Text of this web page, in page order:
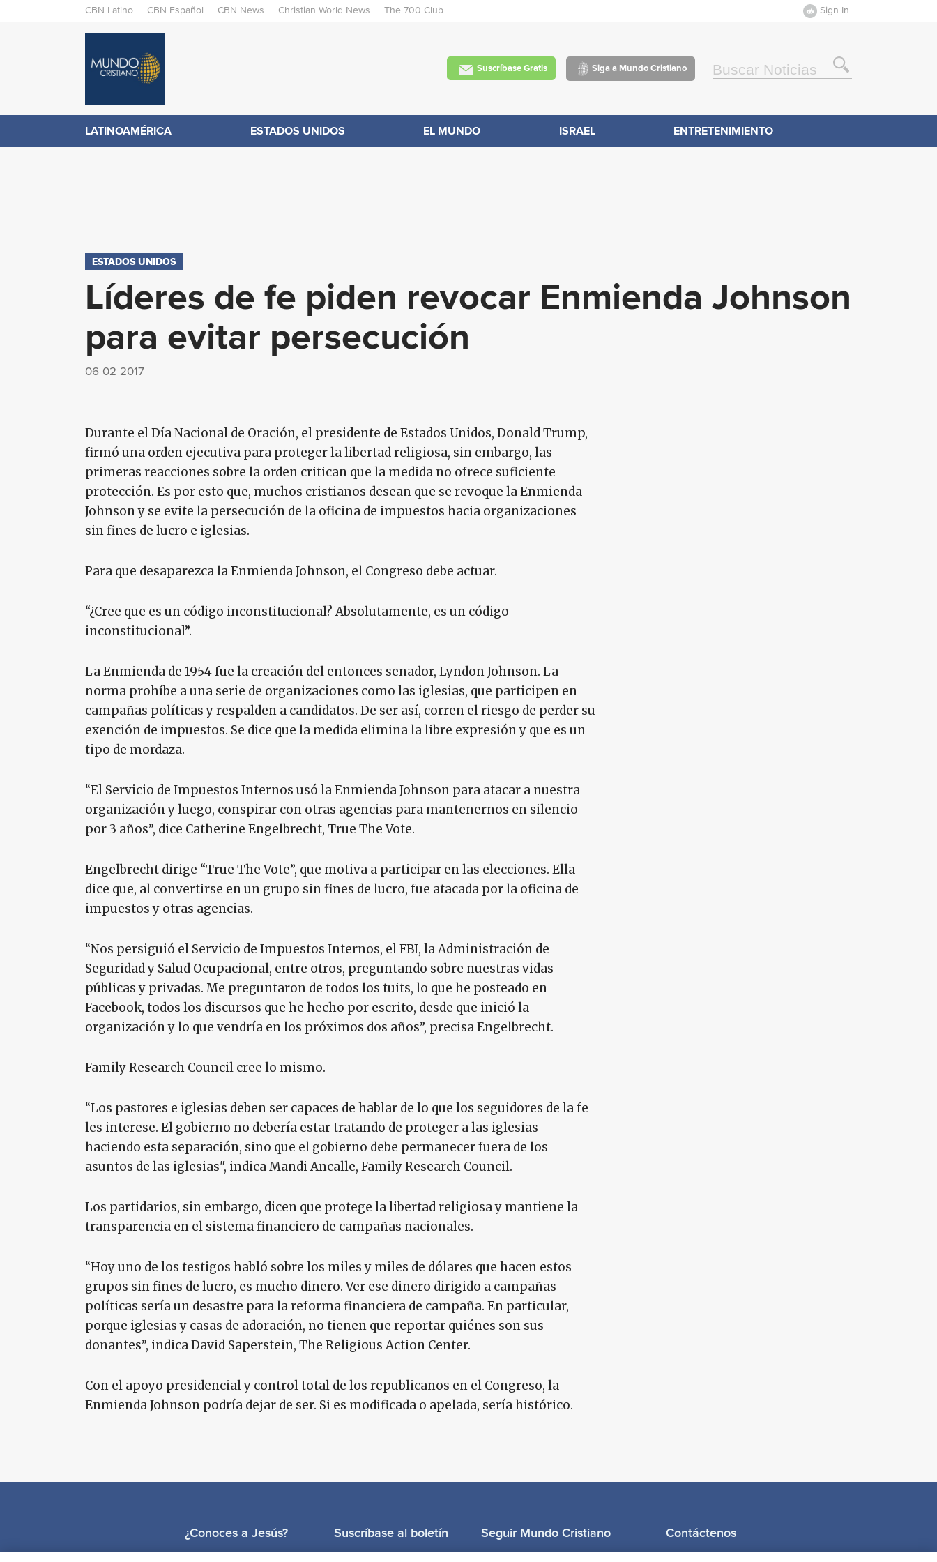
Skip
M
N
E
CBN Latino CBN Español CBN News Christian World News The 700 Club
C
B
N
.
m
Sign In
Suscríbase Gratis Siga a Mundo Cristiano
LATINOAMÉRICA ESTADOS UNIDOS EL MUNDO ISRAEL ENTRETENIMIENTO
ESTADOS UNIDOS
Líderes de fe piden revocar Enmienda Johnson
para evitar persecución
06-02-2017
Durante el Día Nacional de Oración, el presidente de Estados Unidos, Donald Trump,
firmó una orden ejecutiva para proteger la libertad religiosa, sin embargo, las
primeras reacciones sobre la orden critican que la medida no ofrece suficiente
protección. Es por esto que, muchos cristianos desean que se revoque la Enmienda
Johnson y se evite la persecución de la oficina de impuestos hacia organizaciones
sin fines de lucro e iglesias.
Para que desaparezca la Enmienda Johnson, el Congreso debe actuar.
“¿Cree que es un código inconstitucional? Absolutamente, es un código
inconstitucional”.
La Enmienda de 1954 fue la creación del entonces senador, Lyndon Johnson. La
norma prohíbe a una serie de organizaciones como las iglesias, que participen en
campañas políticas y respalden a candidatos. De ser así, corren el riesgo de perder su
exención de impuestos. Se dice que la medida elimina la libre expresión y que es un
tipo de mordaza.
“El Servicio de Impuestos Internos usó la Enmienda Johnson para atacar a nuestra
organización y luego, conspirar con otras agencias para mantenernos en silencio
por 3 años”, dice Catherine Engelbrecht, True The Vote.
Engelbrecht dirige “True The Vote”, que motiva a participar en las elecciones. Ella
dice que, al convertirse en un grupo sin fines de lucro, fue atacada por la oficina de
impuestos y otras agencias.
“Nos persiguió el Servicio de Impuestos Internos, el FBI, la Administración de
Seguridad y Salud Ocupacional, entre otros, preguntando sobre nuestras vidas
públicas y privadas. Me preguntaron de todos los tuits, lo que he posteado en
Facebook, todos los discursos que he hecho por escrito, desde que inició la
organización y lo que vendría en los próximos dos años”, precisa Engelbrecht.
Family Research Council cree lo mismo.
“Los pastores e iglesias deben ser capaces de hablar de lo que los seguidores de la fe
les interese. El gobierno no debería estar tratando de proteger a las iglesias
haciendo esta separación, sino que el gobierno debe permanecer fuera de los
asuntos de las iglesias", indica Mandi Ancalle, Family Research Council.
Los partidarios, sin embargo, dicen que protege la libertad religiosa y mantiene la
transparencia en el sistema financiero de campañas nacionales.
“Hoy uno de los testigos habló sobre los miles y miles de dólares que hacen estos
grupos sin fines de lucro, es mucho dinero. Ver ese dinero dirigido a campañas
políticas sería un desastre para la reforma financiera de campaña. En particular,
porque iglesias y casas de adoración, no tienen que reportar quiénes son sus
donantes”, indica David Saperstein, The Religious Action Center.
Con el apoyo presidencial y control total de los republicanos en el Congreso, la
Enmienda Johnson podría dejar de ser. Si es modificada o apelada, sería histórico.
¿Conoces a Jesús? Suscríbase al boletín Seguir Mundo Cristiano Contáctenos